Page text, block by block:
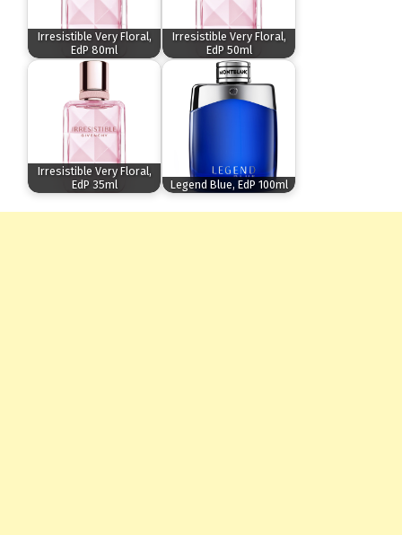
Irresistible Very Floral,
EdP 80ml
Irresistible Very Floral,
EdP 50ml
Irresistible Very Floral,
EdP 35ml
Legend Blue, EdP 100ml